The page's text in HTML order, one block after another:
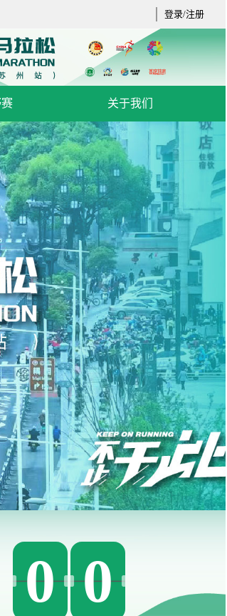
登录/注册
关于我们
0 0